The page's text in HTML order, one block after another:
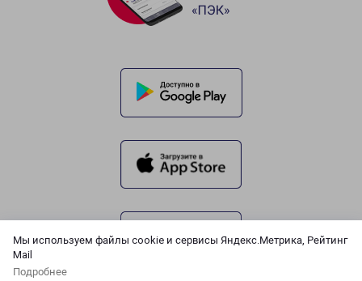
Мы используем файлы cookie и сервисы Яндекс.Метрика, Рейтинг
Mail
Подробнее